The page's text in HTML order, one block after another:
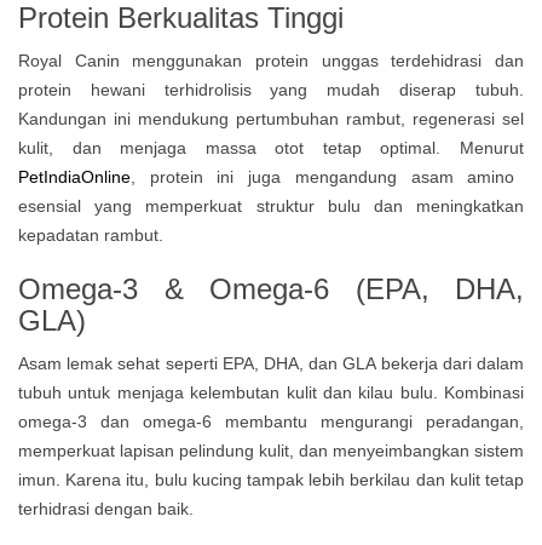
Protein Berkualitas Tinggi
Royal Canin menggunakan protein unggas terdehidrasi dan
protein hewani terhidrolisis yang mudah diserap tubuh.
Kandungan ini mendukung pertumbuhan rambut, regenerasi sel
kulit, dan menjaga massa otot tetap optimal. Menurut
PetIndiaOnline , protein ini juga mengandung asam amino
esensial yang memperkuat struktur bulu dan meningkatkan
kepadatan rambut.
Omega-3 & Omega-6 (EPA, DHA,
GLA)
Asam lemak sehat seperti EPA, DHA, dan GLA bekerja dari dalam
tubuh untuk menjaga kelembutan kulit dan kilau bulu. Kombinasi
omega-3 dan omega-6 membantu mengurangi peradangan,
memperkuat lapisan pelindung kulit, dan menyeimbangkan sistem
imun. Karena itu, bulu kucing tampak lebih berkilau dan kulit tetap
terhidrasi dengan baik.